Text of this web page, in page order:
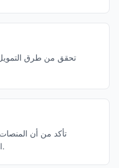
تحقق من طرق التمويل
تأكد من أن
الاستخدام وتوفر الأدوات التي تحتاجها.